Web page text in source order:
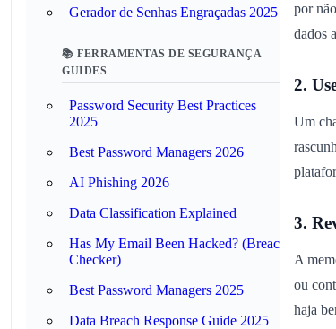
Gerador de Senhas Engraçadas 2025
📚 FERRAMENTAS DE SEGURANÇA
GUIDES
Password Security Best Practices
2025
Best Password Managers 2026
AI Phishing 2026
Data Classification Explained
Has My Email Been Hacked? (Breach
Checker)
Best Password Managers 2025
Data Breach Response Guide 2025
por
dados
2.
Um
3.
A
ou
haja